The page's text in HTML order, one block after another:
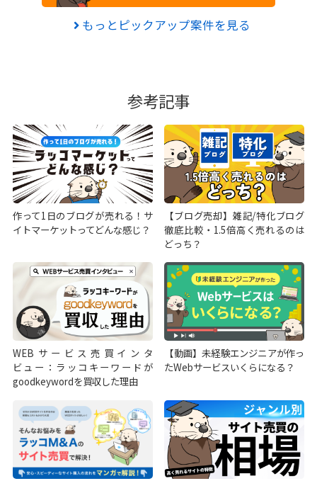
もっとピックアップ案件を見る
参考記事
作って1日のブログが売れる！サ
イトマーケットってどんな感じ？
【ブログ売却】雑記/特化ブログ
徹底比較・1.5倍高く売れるのは
どっち？
WEBサービス売買インタ
ビュー：ラッコキーワードが
goodkeywordを買収した理由
【動画】未経験エンジニアが作っ
たWebサービスいくらになる？